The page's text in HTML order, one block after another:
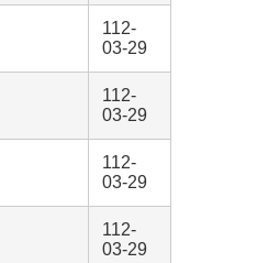
112-
03-29
112-
03-29
112-
03-29
112-
03-29